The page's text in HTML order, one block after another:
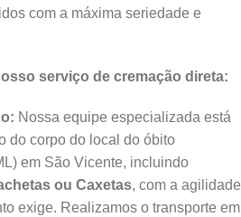
com a máxima seriedade e
serviço de cremação direta:
Nossa equipe especializada está
do corpo do local do óbito
em São Vicente, incluindo
ou Caxetas, com a agilidade
exige. Realizamos o transporte em